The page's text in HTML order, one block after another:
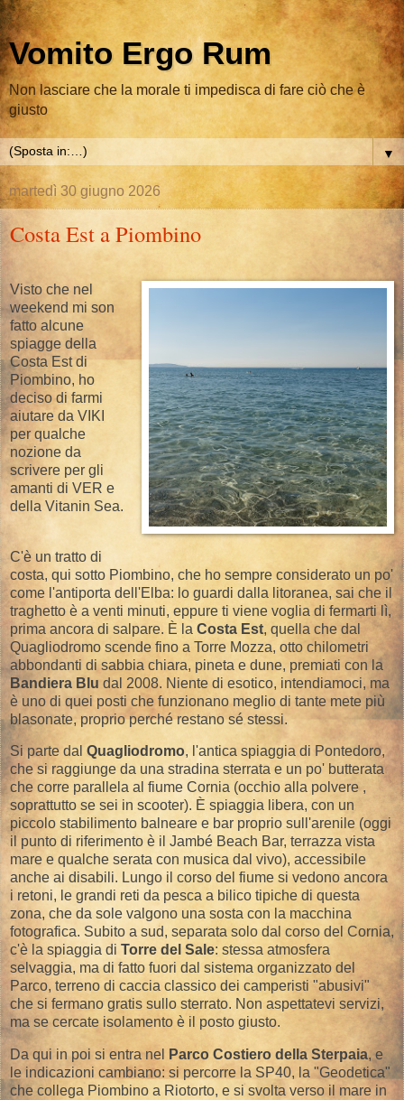
Vomito Ergo Rum
Non lasciare che la morale ti impedisca di fare ciò che è
giusto
▼
martedì 30 giugno 2026
Costa Est a Piombino
Visto che nel
weekend mi son
fatto alcune
spiagge della
Costa Est di
Piombino, ho
deciso di farmi
aiutare da VIKI
per qualche
nozione da
scrivere per gli
amanti di VER e
della Vitanin Sea.
C'è un tratto di
costa, qui sotto Piombino, che ho sempre considerato un po'
come l'antiporta dell'Elba: lo guardi dalla litoranea, sai che il
traghetto è a venti minuti, eppure ti viene voglia di fermarti lì,
prima ancora di salpare. È la Costa Est, quella che dal
Quagliodromo scende fino a Torre Mozza, otto chilometri
abbondanti di sabbia chiara, pineta e dune, premiati con la
Bandiera Blu dal 2008. Niente di esotico, intendiamoci, ma
è uno di quei posti che funzionano meglio di tante mete più
blasonate, proprio perché restano sé stessi.
Si parte dal Quagliodromo, l'antica spiaggia di Pontedoro,
che si raggiunge da una stradina sterrata e un po' butterata
che corre parallela al fiume Cornia (occhio alla polvere ,
soprattutto se sei in scooter). È spiaggia libera, con un
piccolo stabilimento balneare e bar proprio sull'arenile (oggi
il punto di riferimento è il Jambé Beach Bar, terrazza vista
mare e qualche serata con musica dal vivo), accessibile
anche ai disabili. Lungo il corso del fiume si vedono ancora
i retoni, le grandi reti da pesca a bilico tipiche di questa
zona, che da sole valgono una sosta con la macchina
fotografica. Subito a sud, separata solo dal corso del Cornia,
c'è la spiaggia di Torre del Sale: stessa atmosfera
selvaggia, ma di fatto fuori dal sistema organizzato del
Parco, terreno di caccia classico dei camperisti "abusivi"
che si fermano gratis sullo sterrato. Non aspettatevi servizi,
ma se cercate isolamento è il posto giusto.
Da qui in poi si entra nel Parco Costiero della Sterpaia, e
le indicazioni cambiano: si percorre la SP40, la "Geodetica"
che collega Piombino a Riotorto, e si svolta verso il mare in